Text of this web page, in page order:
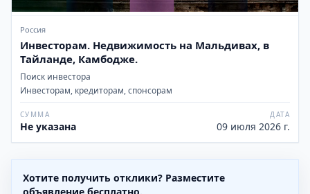
Россия
Инвесторам. Недвижимость на Мальдивах, в
Тайланде, Камбодже.
Поиск инвестора
Инвесторам, кредиторам, спонсорам
СУММА
Не указана
ДАТА
09 июля 2026 г.
Хотите получить отклики? Разместите